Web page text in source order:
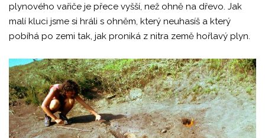
plynového vařiče je přece vyšší, než ohně na dřevo. Jak
malí kluci jsme si hráli s ohněm, který neuhasíš a který
pobíhá po zemi tak, jak proniká z nitra země hořlavý plyn.